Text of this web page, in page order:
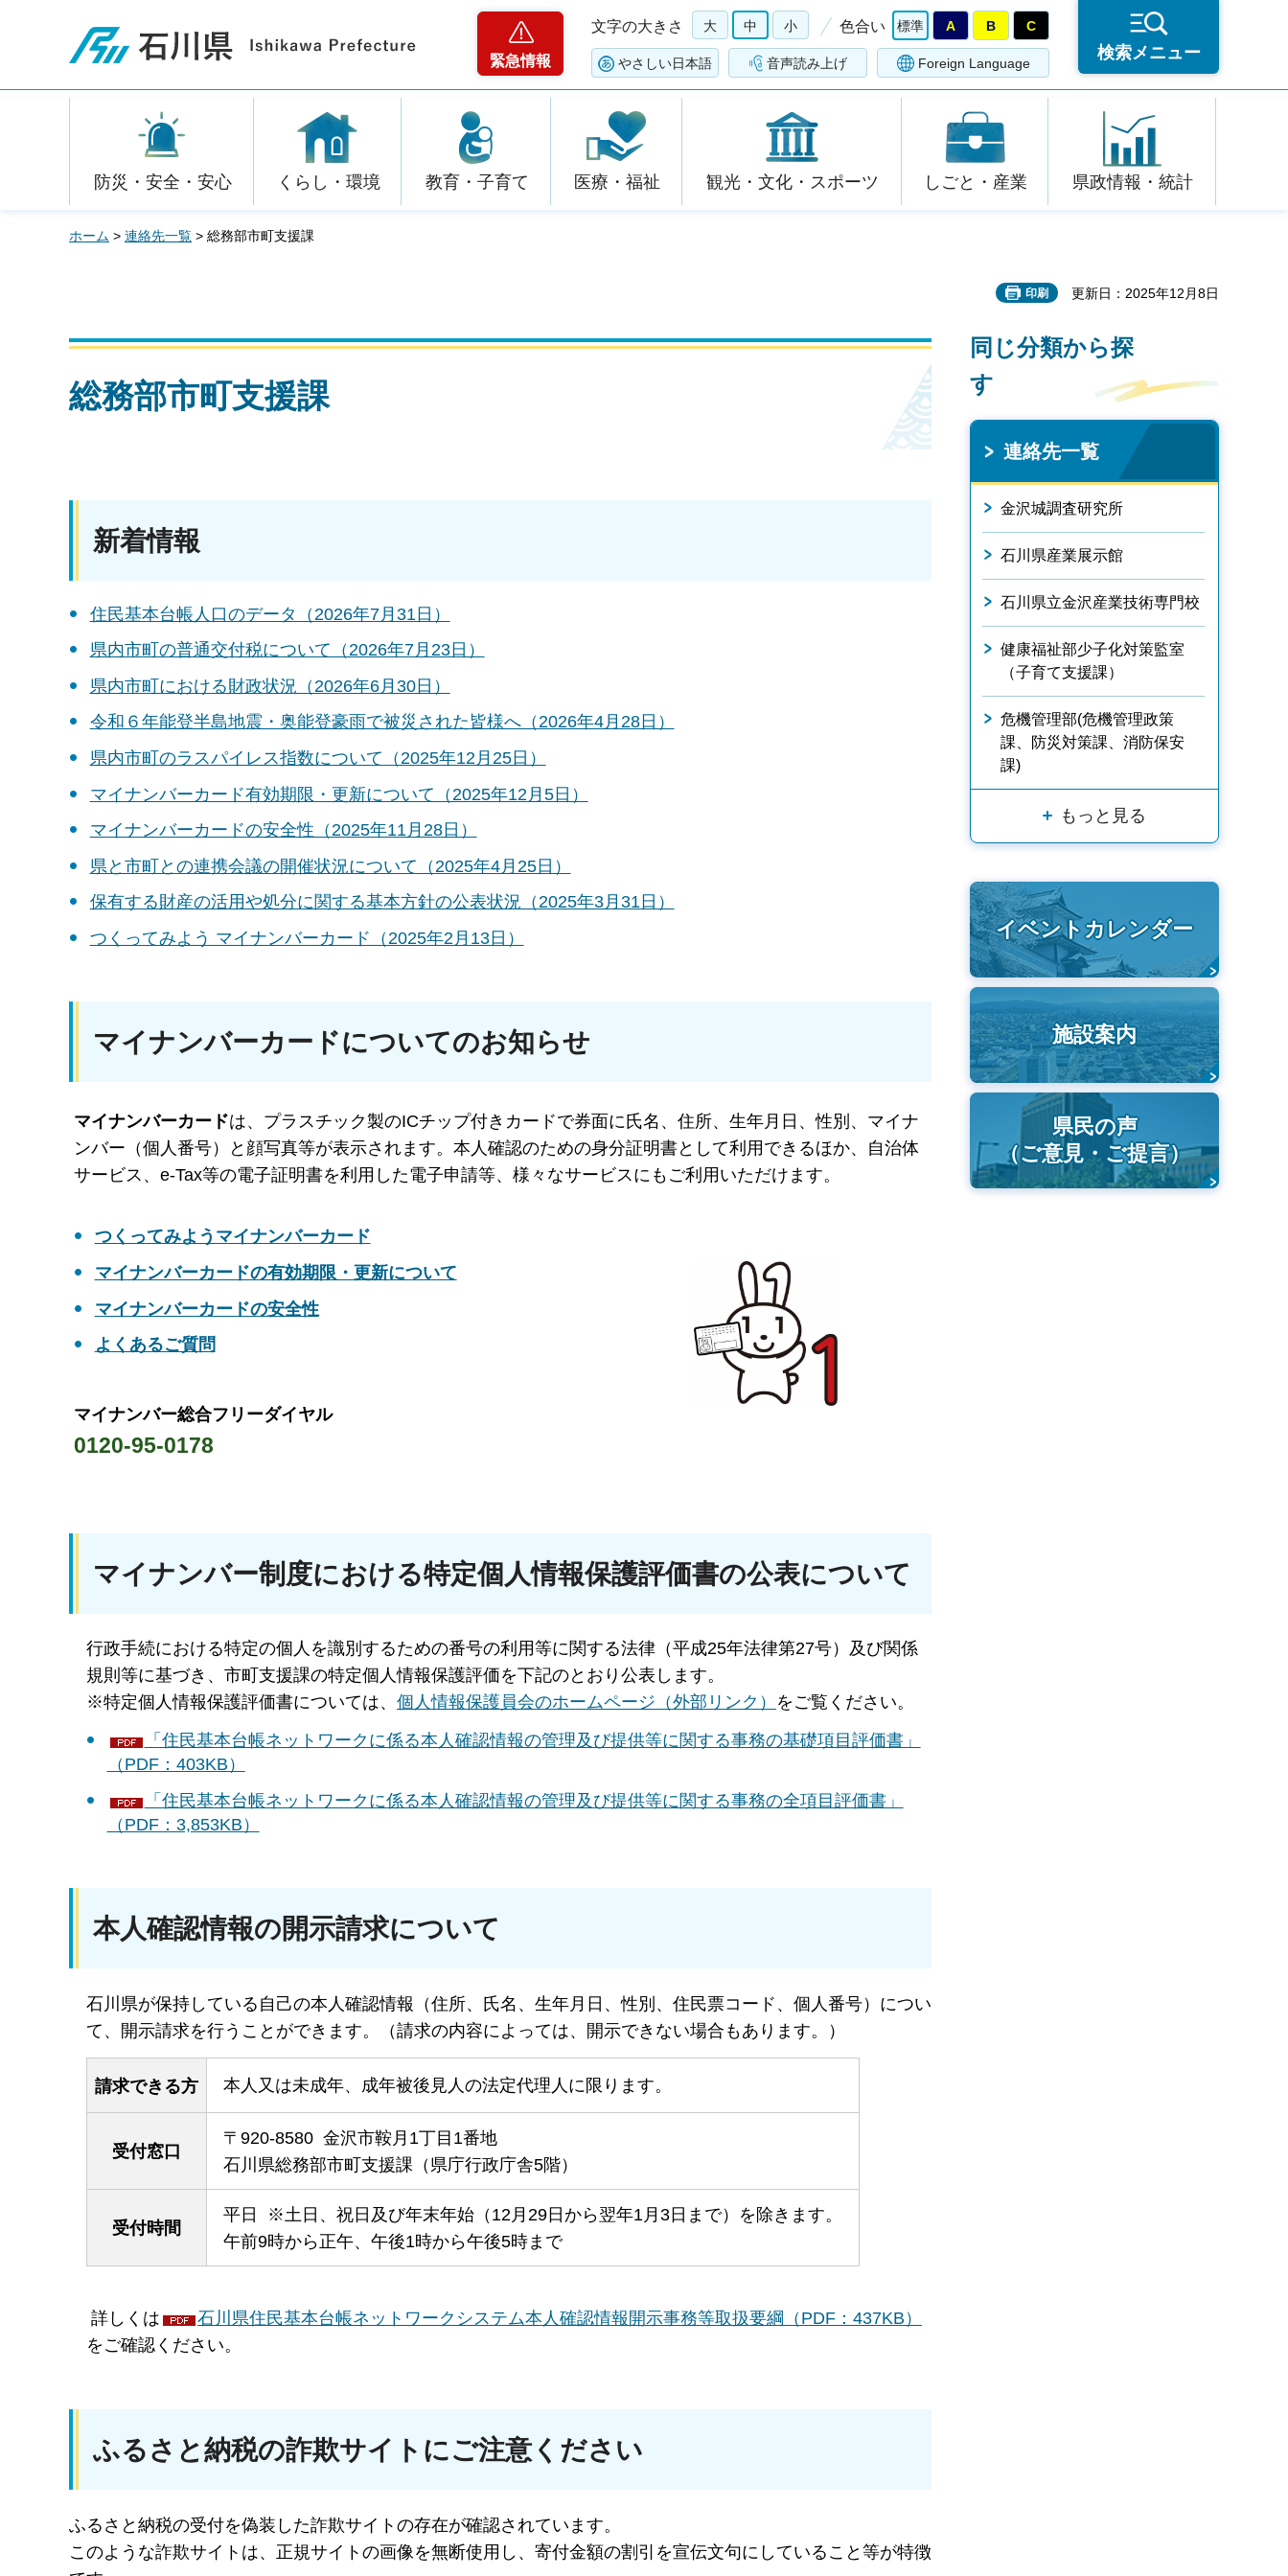
石川県
緊急情報
文字の大きさ 大 中 小 色合い 標準 A B C
やさしい日本語 音声読み上げ Foreign Language
検索メニュー
防災・安全・安心 くらし・環境 教育・子育て 医療・福祉 観光・文化・スポーツ しごと・産業 県政情報・統計
ホーム > 連絡先一覧 > 総務部市町支援課
印刷 更新日：2025年12月8日
総務部市町支援課
新着情報
住民基本台帳人口のデータ（2026年7月31日）
県内市町の普通交付税について（2026年7月23日）
県内市町における財政状況（2026年6月30日）
令和６年能登半島地震・奥能登豪雨で被災された皆様へ（2026年4月28日）
県内市町のラスパイレス指数について（2025年12月25日）
マイナンバーカード有効期限・更新について（2025年12月5日）
マイナンバーカードの安全性（2025年11月28日）
県と市町との連携会議の開催状況について（2025年4月25日）
保有する財産の活用や処分に関する基本方針の公表状況（2025年3月31日）
つくってみよう マイナンバーカード（2025年2月13日）
マイナンバーカードについてのお知らせ
マイナンバーカードは、プラスチック製のICチップ付きカードで券面に氏名、住所、生年月日、性別、マイナ
ンバー（個人番号）と顔写真等が表示されます。本人確認のための身分証明書として利用できるほか、自治体
サービス、e-Tax等の電子証明書を利用した電子申請等、様々なサービスにもご利用いただけます。
つくってみようマイナンバーカード
マイナンバーカードの有効期限・更新について
マイナンバーカードの安全性
よくあるご質問
マイナンバー総合フリーダイヤル
0120-95-0178
マイナンバー制度における特定個人情報保護評価書の公表について
行政手続における特定の個人を識別するための番号の利用等に関する法律（平成25年法律第27号）及び関係
規則等に基づき、市町支援課の特定個人情報保護評価を下記のとおり公表します。
※特定個人情報保護評価書については、 個人情報保護員会のホームページ（外部リンク） をご覧ください。
「住民基本台帳ネットワークに係る本人確認情報の管理及び提供等に関する事務の基礎項目評価書」
（PDF：403KB）
「住民基本台帳ネットワークに係る本人確認情報の管理及び提供等に関する事務の全項目評価書」
（PDF：3,853KB）
本人確認情報の開示請求について
石川県が保持している自己の本人確認情報（住所、氏名、生年月日、性別、住民票コード、個人番号）につい
て、開示請求を行うことができます。（請求の内容によっては、開示できない場合もあります。）
請求できる方 本人又は未成年、成年被後見人の法定代理人に限ります。
受付窓口
〒920-8580 金沢市鞍月1丁目1番地
石川県総務部市町支援課（県庁行政庁舎5階）
受付時間
平日 ※土日、祝日及び年末年始（12月29日から翌年1月3日まで）を除きます。
午前9時から正午、午後1時から午後5時まで
詳しくは
石川県住民基本台帳ネットワークシステム本人確認情報開示事務等取扱要綱（PDF：437KB）
をご確認ください。
ふるさと納税の詐欺サイトにご注意ください
ふるさと納税の受付を偽装した詐欺サイトの存在が確認されています。
このような詐欺サイトは、正規サイトの画像を無断使用し、寄付金額の割引を宣伝文句にしていること等が特徴
同じ分類から探
す
連絡先一覧
金沢城調査研究所
石川県産業展示館
石川県立金沢産業技術専門校
健康福祉部少子化対策監室
（子育て支援課）
危機管理部(危機管理政策
課、防災対策課、消防保安
課)
もっと見る
イベントカレンダー
施設案内
県民の声
（ご意見・ご提言）